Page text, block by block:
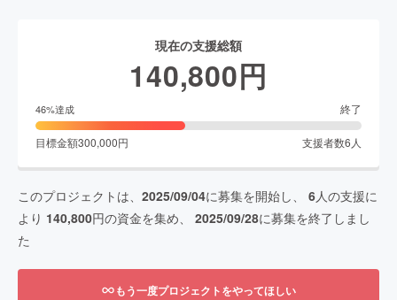
現在の支援総額
140,800円
46%達成 終了
目標金額300,000円 支援者数6 人
このプロジェクトは、 2025/09/04に募集を開始し、 6人の支援に
より 140,800円の資金を集め、 2025/09/28に募集を終了しまし
た
もう一度プロジェクトをやってほしい